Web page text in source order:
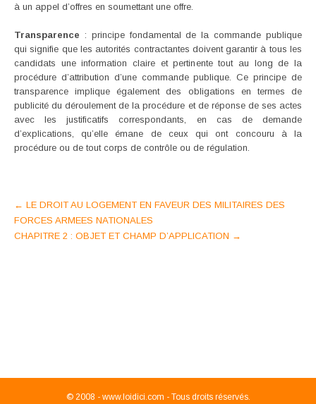
à un appel d’offres en soumettant une offre.
Transparence : principe fondamental de la commande publique
qui signifie que les autorités contractantes doivent garantir à tous les
candidats une information claire et pertinente tout au long de la
procédure d’attribution d’une commande publique. Ce principe de
transparence implique également des obligations en termes de
publicité du déroulement de la procédure et de réponse de ses actes
avec les justificatifs correspondants, en cas de demande
d’explications, qu’elle émane de ceux qui ont concouru à la
procédure ou de tout corps de contrôle ou de régulation.
Post
navigation
← LE DROIT AU LOGEMENT EN FAVEUR DES MILITAIRES DES
FORCES ARMEES NATIONALES
CHAPITRE 2 : OBJET ET CHAMP D’APPLICATION →
© 2008 - www.loidici.com - Tous droits réservés.